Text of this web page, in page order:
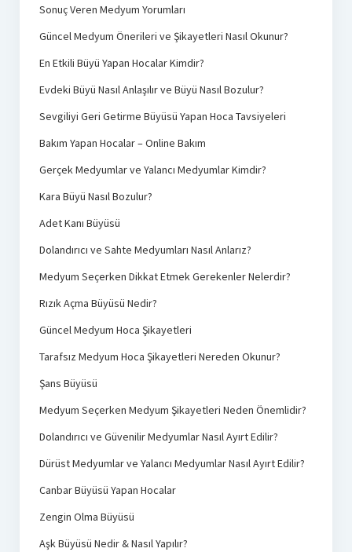
Sonuç Veren Medyum Yorumları
Güncel Medyum Önerileri ve Şikayetleri Nasıl Okunur?
En Etkili Büyü Yapan Hocalar Kimdir?
Evdeki Büyü Nasıl Anlaşılır ve Büyü Nasıl Bozulur?
Sevgiliyi Geri Getirme Büyüsü Yapan Hoca Tavsiyeleri
Bakım Yapan Hocalar – Online Bakım
Gerçek Medyumlar ve Yalancı Medyumlar Kimdir?
Kara Büyü Nasıl Bozulur?
Adet Kanı Büyüsü
Dolandırıcı ve Sahte Medyumları Nasıl Anlarız?
Medyum Seçerken Dikkat Etmek Gerekenler Nelerdir?
Rızık Açma Büyüsü Nedir?
Güncel Medyum Hoca Şikayetleri
Tarafsız Medyum Hoca Şikayetleri Nereden Okunur?
Şans Büyüsü
Medyum Seçerken Medyum Şikayetleri Neden Önemlidir?
Dolandırıcı ve Güvenilir Medyumlar Nasıl Ayırt Edilir?
Dürüst Medyumlar ve Yalancı Medyumlar Nasıl Ayırt Edilir?
Canbar Büyüsü Yapan Hocalar
Zengin Olma Büyüsü
Aşk Büyüsü Nedir & Nasıl Yapılır?